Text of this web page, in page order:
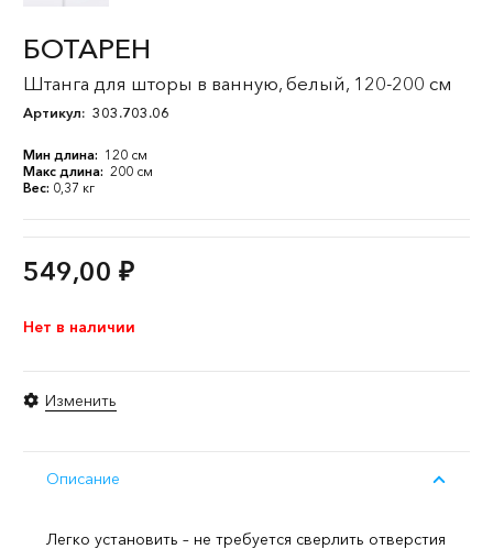
БОТАРЕН
Штанга для шторы в ванную, белый, 120-200 см
Артикул: 303.703.06
Мин длина: 120 см
Макс длина: 200 см
Вес: 0,37 кг
549,00 ₽
Нет в наличии
Изменить
Описание
Легко установить – не требуется сверлить отверстия